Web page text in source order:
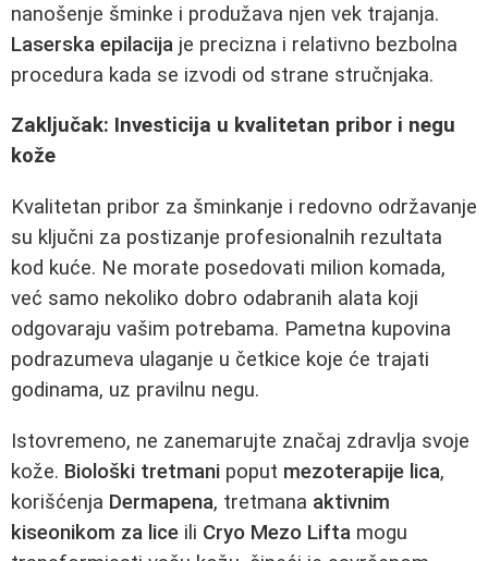
nanošenje šminke i produžava njen vek trajanja.
Laserska epilacija je precizna i relativno bezbolna
procedura kada se izvodi od strane stručnjaka.
Zaključak: Investicija u kvalitetan pribor i negu
kože
Kvalitetan pribor za šminkanje i redovno održavanje
su ključni za postizanje profesionalnih rezultata
kod kuće. Ne morate posedovati milion komada,
već samo nekoliko dobro odabranih alata koji
odgovaraju vašim potrebama. Pametna kupovina
podrazumeva ulaganje u četkice koje će trajati
godinama, uz pravilnu negu.
Istovremeno, ne zanemarujte značaj zdravlja svoje
kože. Biološki tretmani poput mezoterapije lica,
korišćenja Dermapena, tretmana aktivnim
kiseonikom za lice ili Cryo Mezo Lifta mogu